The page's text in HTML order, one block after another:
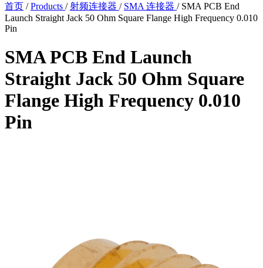
首页 / Products / 射频连接器 / SMA 连接器 / SMA PCB End
Launch Straight Jack 50 Ohm Square Flange High Frequency 0.010
Pin
SMA PCB End Launch
Straight Jack 50 Ohm Square
Flange High Frequency 0.010
Pin